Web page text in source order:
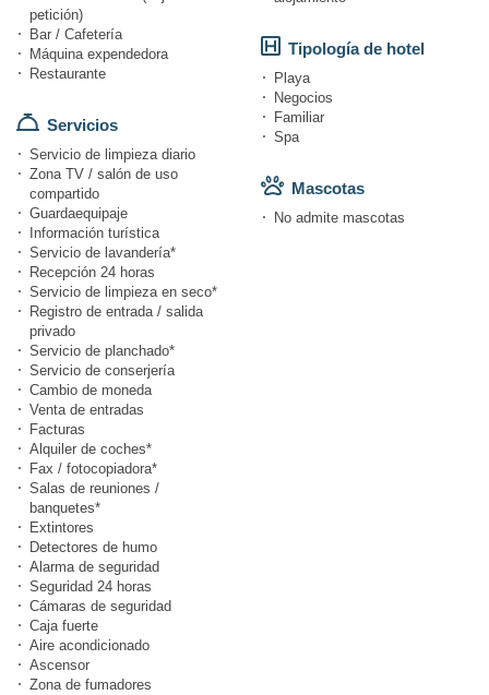
petición)
Bar / Cafetería
Máquina expendedora
Restaurante
Servicios
Servicio de limpieza diario
Zona TV / salón de uso
compartido
Guardaequipaje
Información turística
Servicio de lavandería*
Recepción 24 horas
Servicio de limpieza en seco*
Registro de entrada / salida
privado
Servicio de planchado*
Servicio de conserjería
Cambio de moneda
Venta de entradas
Facturas
Alquiler de coches*
Fax / fotocopiadora*
Salas de reuniones /
banquetes*
Extintores
Detectores de humo
Alarma de seguridad
Seguridad 24 horas
Cámaras de seguridad
Caja fuerte
Aire acondicionado
Ascensor
Zona de fumadores
Tipología de hotel
Playa
Negocios
Familiar
Spa
Mascotas
No admite mascotas